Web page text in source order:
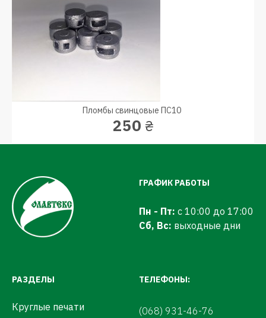
Пломбы свинцовые ПС10
250 ₴
ГРАФИК РАБОТЫ
Пн - Пт: с 10:00 до 17:00
Сб, Вс: выходные дни
РАЗДЕЛЫ
Круглые печати
ТЕЛЕФОНЫ:
(068) 931-46-76